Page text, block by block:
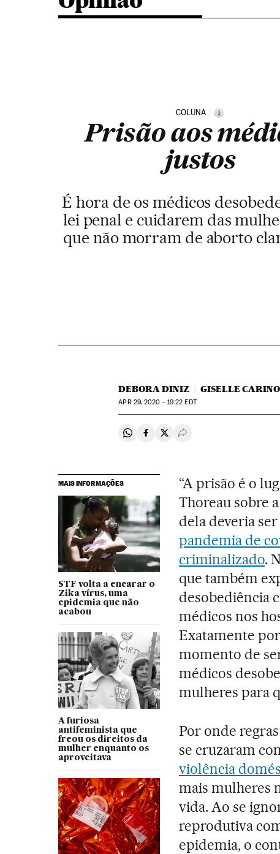
COLUNA i
Prisão aos
justos
É hora de os médicos
lei penal e cuidarem das
que não morram de aborto
DEBORA DINIZ GISELLE CARINO
APR29, 2020 - 19:22 EDT
Compartir en Whatsapp
Compartir en Facebook
Compartir en Twitter
Desplegar Redes
MAIS INFORMAÇÕES
STF volta a encarar o
Zika vírus, uma
epidemia que não
acabou
A furiosa
antifeminista que
freou os direitos da
mulher enquanto os
aproveitava
“A prisão é o
Thoreau sobre
dela deveria
pandemia de
criminalizado.
que também
desobediência
médicos nos
Exatamente
momento de
médicos
mulheres para
Por onde
se cruzaram
violência
mais mulheres
vida. Ao se
reprodutiva
epidemia, o